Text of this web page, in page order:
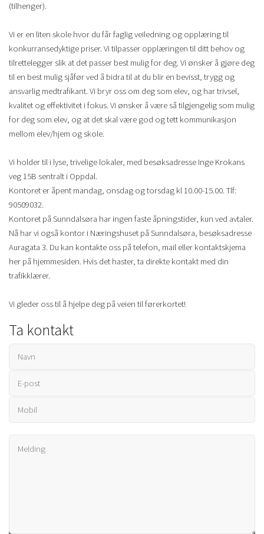
(tilhenger).
Vi er en liten skole hvor du får faglig veiledning og opplæring til
konkurransedyktige priser. Vi tilpasser opplæringen til ditt behov og
tilrettelegger slik at det passer best mulig for deg. Vi ønsker å gjøre deg
til en best mulig sjåfør ved å bidra til at du blir en bevisst, trygg og
ansvarlig medtrafikant. Vi bryr oss om deg som elev, og har trivsel,
kvalitet og effektivitet i fokus. Vi ønsker å være så tilgjengelig som mulig
for deg som elev, og at det skal være god og tett kommunikasjon
mellom elev/hjem og skole.
Vi holder til i lyse, trivelige lokaler, med besøksadresse Inge Krokans
veg 15B sentralt i Oppdal.
Kontoret er åpent mandag, onsdag og torsdag kl 10.00-15.00. Tlf:
90509032.
Kontoret på Sunndalsøra har ingen faste åpningstider, kun ved avtaler.
Nå har vi også kontor i Næringshuset på Sunndalsøra, besøksadresse
Auragata 3. Du kan kontakte oss på telefon, mail eller kontaktskjema
her på hjemmesiden. Hvis det haster, ta direkte kontakt med din
trafikklærer.
Vi gleder oss til å hjelpe deg på veien til førerkortet!
Ta kontakt